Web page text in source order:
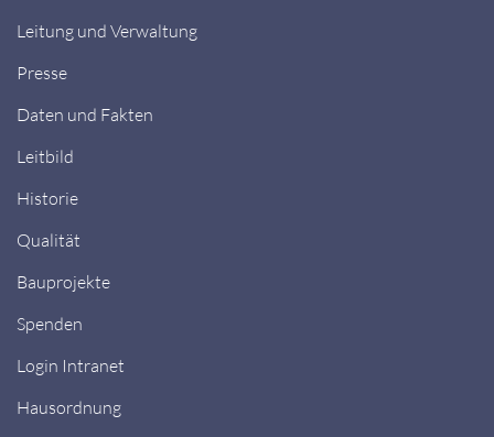
Leitung und Verwaltung
Presse
Daten und Fakten
Leitbild
Historie
Qualität
Bauprojekte
Spenden
Login Intranet
Hausordnung